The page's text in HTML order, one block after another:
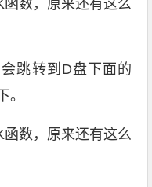
跳转到D盘下面的
。